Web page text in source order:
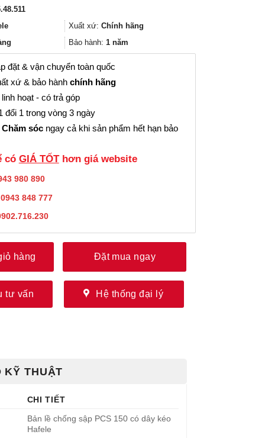
1.130.000₫.
là:
847.000₫.
Xuất xứ: Chính hãng
Bảo hành: 1 năm
đặt & vận chuyển toàn quốc
xứ & bảo hành chính hãng
hoạt - có trả góp
đổi 1 trong vòng 3 ngày
sóc ngay cả khi sản phẩm hết hạn bảo
có GIÁ TỐThơn giá website
980 890
0943 848 777
hàng Đặt mua ngay
tư vấn Hệ thống đại lý
KỸ THUẬT
CHI TIẾT
Bản lề chống sập PCS 150 có dây kéo
Hafele